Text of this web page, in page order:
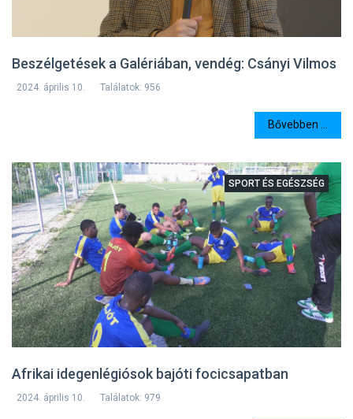
Beszélgetések a Galériában, vendég: Csányi Vilmos
2024. április 10. Találatok: 956
Bővebben ...
Afrikai idegenlégiósok bajóti focicsapatban
SPORT ÉS EGÉSZSÉG
2024. április 10. Találatok: 979